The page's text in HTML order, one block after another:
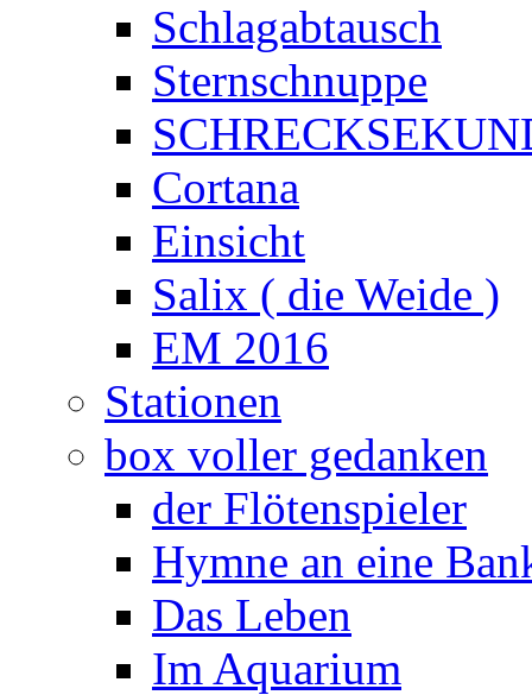
Schlagabtausch
Sternschnuppe
Cortana
Einsicht
Salix ( die Weide )
EM 2016
Stationen
box voller gedanken
der Flötenspieler
Hymne an eine
Das Leben
Im Aquarium